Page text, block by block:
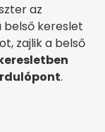
az
kereslet
zajlik a belső
.